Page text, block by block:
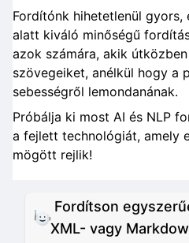
Fordítónk hihetetlenül gyors,
alatt kiváló minőségű
azok számára, akik
szövegeiket, anélkül hogy a
sebességről lemondanának.
Próbálja ki most AI és NLP
a fejlett technológiát, amely
mögött rejlik!
Fordítson
XML- vagy